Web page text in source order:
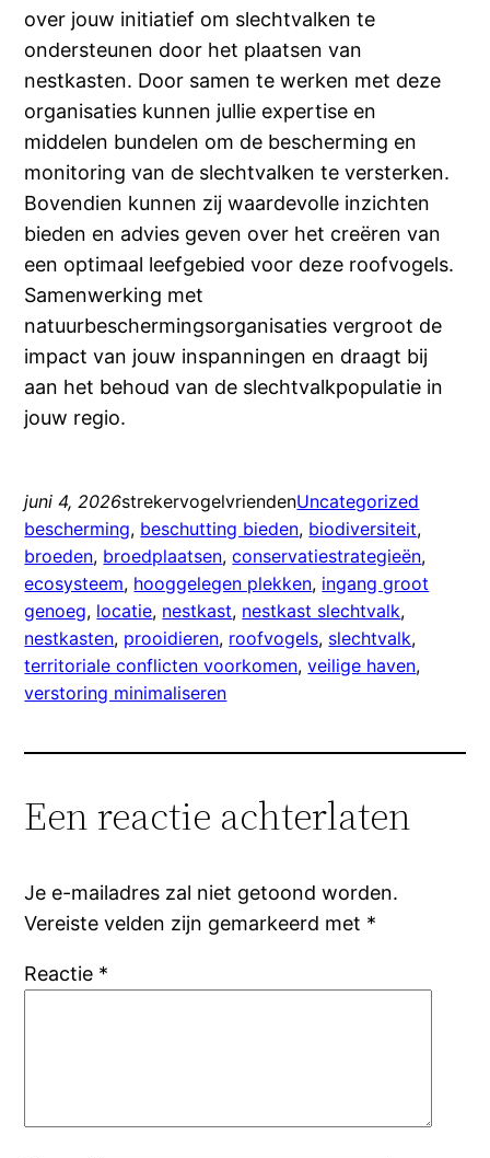
over jouw initiatief om slechtvalken te
ondersteunen door het plaatsen van
nestkasten. Door samen te werken met deze
organisaties kunnen jullie expertise en
middelen bundelen om de bescherming en
monitoring van de slechtvalken te versterken.
Bovendien kunnen zij waardevolle inzichten
bieden en advies geven over het creëren van
een optimaal leefgebied voor deze roofvogels.
Samenwerking met
natuurbeschermingsorganisaties vergroot de
impact van jouw inspanningen en draagt bij
aan het behoud van de slechtvalkpopulatie in
jouw regio.
juni 4, 2026strekervogelvriendenUncategorized
bescherming, beschutting bieden, biodiversiteit
broeden, broedplaatsen, conservatiestrategieën
ecosysteem, hooggelegen plekken, ingang groot
genoeg, locatie, nestkast, nestkast slechtvalk
nestkasten, prooidieren, roofvogels, slechtvalk
territoriale conflicten voorkomen, veilige haven
verstoring minimaliseren
Een reactie achterlaten
Je e-mailadres zal niet getoond worden.
Vereiste velden zijn gemarkeerd met *
Reactie *